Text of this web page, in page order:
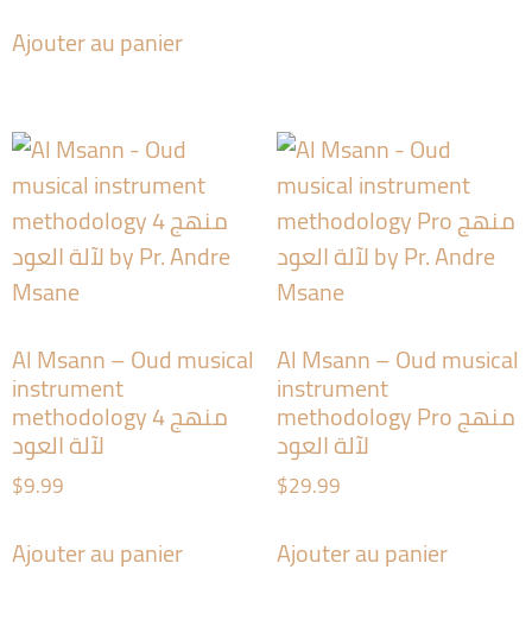
Ajouter au panier
Al Msann – Oud musical
instrument
methodology 4 منهج
لآلة العود
$9.99
Ajouter au panier
Al Msann – Oud musical
instrument
methodology Pro منهج
لآلة العود
$29.99
Ajouter au panier